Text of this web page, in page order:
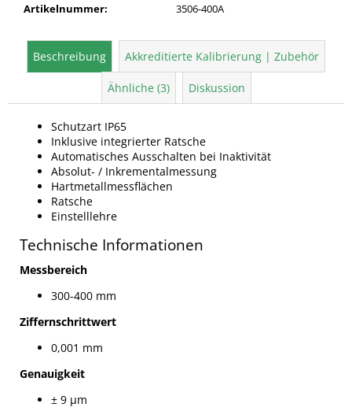
Artikelnummer: 3506-400A
Beschreibung Akkreditierte Kalibrierung | Zubehör
Ähnliche (3) Diskussion
Schutzart IP65
Inklusive integrierter Ratsche
Automatisches Ausschalten bei Inaktivität
Absolut- / Inkrementalmessung
Hartmetallmessflächen
Ratsche
Einstelllehre
Technische Informationen
Messbereich
300-400 mm
Ziffernschrittwert
0,001 mm
Genauigkeit
± 9 µm